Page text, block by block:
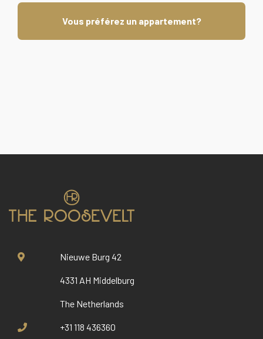
Vous préférez un appartement?
Nieuwe Burg 42
4331 AH Middelburg
The Netherlands
+31 118 436360